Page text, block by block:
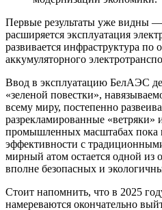
Первые результаты уже видны —
расширяется эксплуатация
развивается инфраструктура по
аккумуляторного
Ввод в эксплуатацию БелАЭС
«зеленой повестки»,
всему миру, постепенно
разрекламированные «ветряки»
промышленных масштабах пока
эффективности с
мирный атом остается одной из
вполне безопасных и
Стоит напомнить, что в 2025
намереваются окончательно